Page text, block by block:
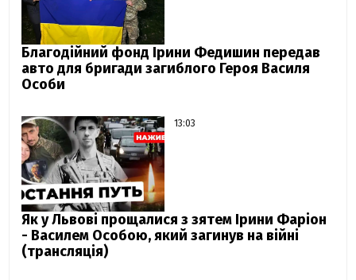
Благодійний фонд Ірини Федишин передав
авто для бригади загиблого Героя Василя
Особи
13:03
Як у Львові прощалися з зятем Ірини Фаріон
- Василем Особою, який загинув на війні
(трансляція)